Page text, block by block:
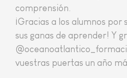
comprensión.
​¡Gracias a los alumnos por
sus ganas de aprender! Y
vuestras puertas un año